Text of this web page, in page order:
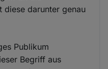
diese darunter genau
Publikum
Begriff aus